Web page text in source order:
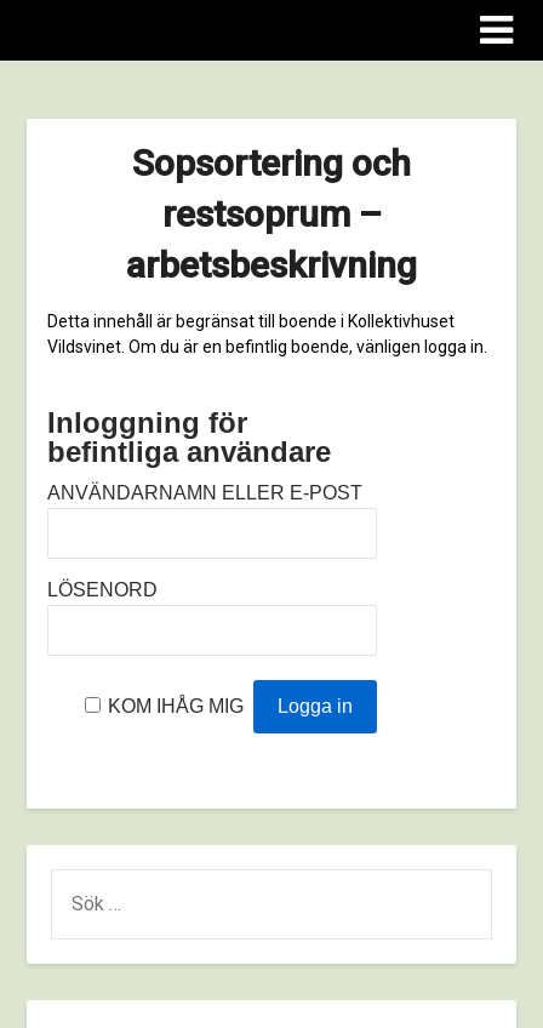
Sopsortering och
restsoprum –
arbetsbeskrivning
Detta innehåll är begränsat till boende i Kollektivhuset
Vildsvinet. Om du är en befintlig boende, vänligen logga in.
Inloggning för
befintliga användare
ANVÄNDARNAMN ELLER E-POST
LÖSENORD
KOM IHÅG MIG